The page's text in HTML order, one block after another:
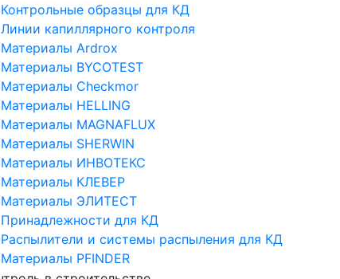
Контрольные образцы для КД
Линии капиллярного контроля
Материалы Ardrox
Материалы BYCOTEST
Материалы Checkmor
Материалы HELLING
Материалы MAGNAFLUX
Материалы SHERWIN
Материалы ИНВОТЕКС
Материалы КЛЕВЕР
Материалы ЭЛИТЕСТ
Принадлежности для КД
Распылители и системы распыления для КД
Материалы PFINDER